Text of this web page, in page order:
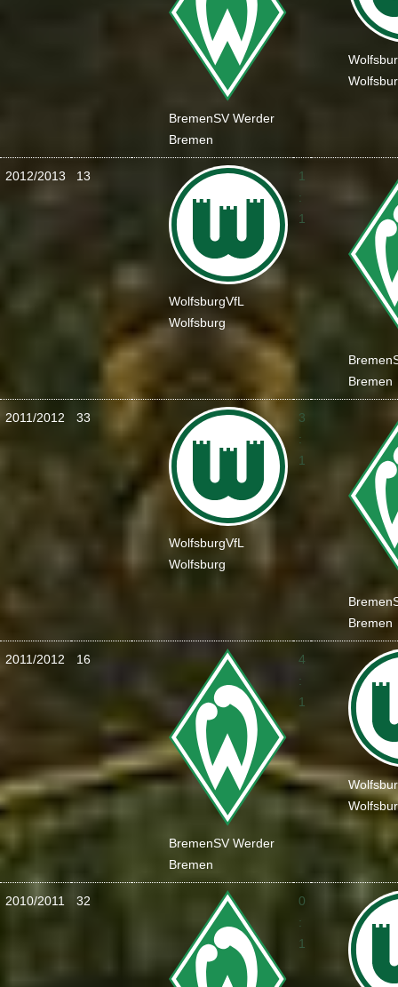
BremenSV Werder
Bremen
2012/2013 13
WolfsburgVfL
Wolfsburg
1
:
1
Bremen
Bremen
2011/2012 33
WolfsburgVfL
Wolfsburg
3
:
1
Bremen
Bremen
2011/2012 16
BremenSV Werder
Bremen
4
:
1
2010/2011 32
0
:
1